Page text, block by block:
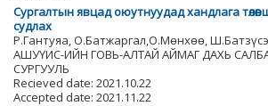
Сургалтын явцад оюутнуудад хандлага
судлах
Р.Гантуяа, О.Батжаргал,О.Мөнхөө,
АШУҮИС-ИЙН ГОВЬ-АЛТАЙ АЙМАГ ДАХЬ
СУРГУУЛЬ
Recieved date: 2021.10.22
Accepted date: 2021.11.22